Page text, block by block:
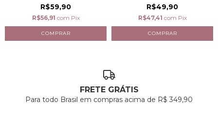
R$59,90
R$56,91 com Pix
R$49,90
R$47,41 com Pix
FRETE GRÁTIS
Para todo Brasil em compras acima de R$ 349,90